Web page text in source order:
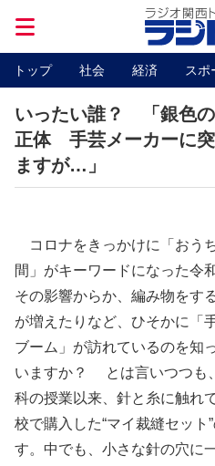
トップ 社会 経済 スポ
いったい誰？ 「銀色
正体 手芸メーカーに突
ますが…」
コロナをきっかけに「おう
間」がキーワードになった令和
その影響からか、編み物をす
が増えたりなど、ひそかに「
ブーム」が訪れているのを知
いますか？ とは言いつつも
科の授業以来、針と糸に触れ
校で購入した“マイ裁縫セット
す。中でも、小さな針の穴に